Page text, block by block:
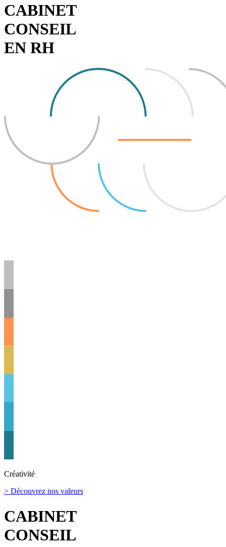
CABINET
CONSEIL
EN RH
Créativité
> Découvrez nos valeurs
CABINET
CONSEIL